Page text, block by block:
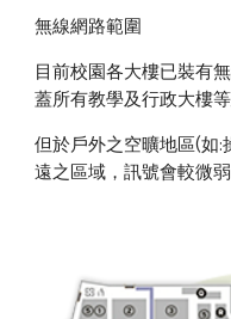
無線網路範圍
目前校園各大樓已裝有
蓋所有教學及行政大樓等
但於戶外之空曠地區(如
遠之區域，訊號會較微弱